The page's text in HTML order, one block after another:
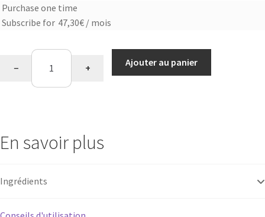
Choose
purchase
Purchase one time
Subscribe for 47,30€ / mois
quantité
− +
Ajouter au panier
En savoir plus
Ingrédients